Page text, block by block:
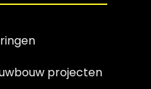
projecten